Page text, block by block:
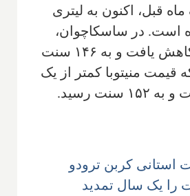
ماه قبل، اکنون به لیتری
است. در ساسکاچوان،
قیمت‌ها اندکی کاهش یافت و به ۱۴۶ سنت
قیمت منیتوبا کمتر از یک
رسید.
استانی کربن ترودو
را یک سال تمدید